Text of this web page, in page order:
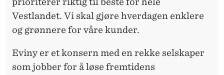
Vestlandet. Vi skal gjøre hverdagen enklere
og grønnere for våre kunder.
Eviny er et konsern med en rekke selskaper
som jobber for å løse fremtidens